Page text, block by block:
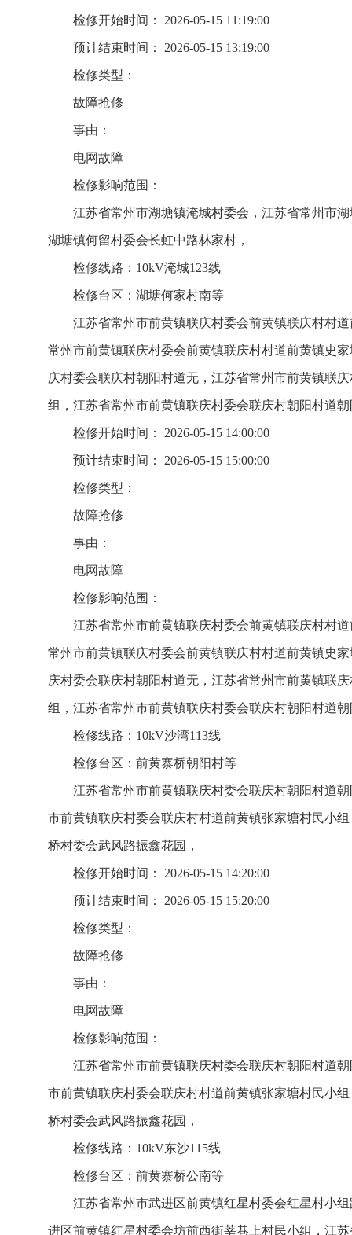
检修开始时间： 2026-05-15 11:19:00
预计结束时间： 2026-05-15 13:19:00
检修类型：
故障抢修
事由：
电网故障
检修影响范围：
江苏省常州市湖塘镇淹城村委会，江苏省常州市
湖塘镇何留村委会长虹中路林家村，
检修线路：10kV淹城123线
检修台区：湖塘何家村南等
江苏省常州市前黄镇联庆村委会前黄镇联庆村村
常州市前黄镇联庆村委会前黄镇联庆村村道前黄镇史
庆村委会联庆村朝阳村道无，江苏省常州市前黄镇联
组，江苏省常州市前黄镇联庆村委会联庆村朝阳村道
检修开始时间： 2026-05-15 14:00:00
预计结束时间： 2026-05-15 15:00:00
检修类型：
故障抢修
事由：
电网故障
检修影响范围：
江苏省常州市前黄镇联庆村委会前黄镇联庆村村
常州市前黄镇联庆村委会前黄镇联庆村村道前黄镇史
庆村委会联庆村朝阳村道无，江苏省常州市前黄镇联
组，江苏省常州市前黄镇联庆村委会联庆村朝阳村道
检修线路：10kV沙湾113线
检修台区：前黄寨桥朝阳村等
江苏省常州市前黄镇联庆村委会联庆村朝阳村道
市前黄镇联庆村委会联庆村村道前黄镇张家塘村民小
桥村委会武风路振鑫花园，
检修开始时间： 2026-05-15 14:20:00
预计结束时间： 2026-05-15 15:20:00
检修类型：
故障抢修
事由：
电网故障
检修影响范围：
江苏省常州市前黄镇联庆村委会联庆村朝阳村道
市前黄镇联庆村委会联庆村村道前黄镇张家塘村民小
桥村委会武风路振鑫花园，
检修线路：10kV东沙115线
检修台区：前黄寨桥公南等
江苏省常州市武进区前黄镇红星村委会红星村小
进区前黄镇红星村委会坊前西街莘巷上村民小组，江